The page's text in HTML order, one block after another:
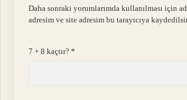
Daha sonraki yorumlarımda kullanılması için
adresim ve site adresim bu tarayıcıya
7 + 8 kaçtır?*